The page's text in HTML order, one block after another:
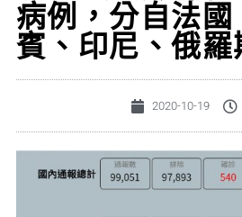
病例，分自法國
賓、印尼、俄羅
2020-10-19